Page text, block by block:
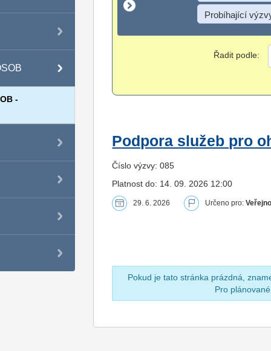
-
Probíhající
Řadit podle:
Podpora služeb pro
Číslo výzvy: 085
Platnost do: 14. 09. 2026 12:00
29. 6. 2026 Určeno pro:
Pokud je tato stránka prázdná,
Pro